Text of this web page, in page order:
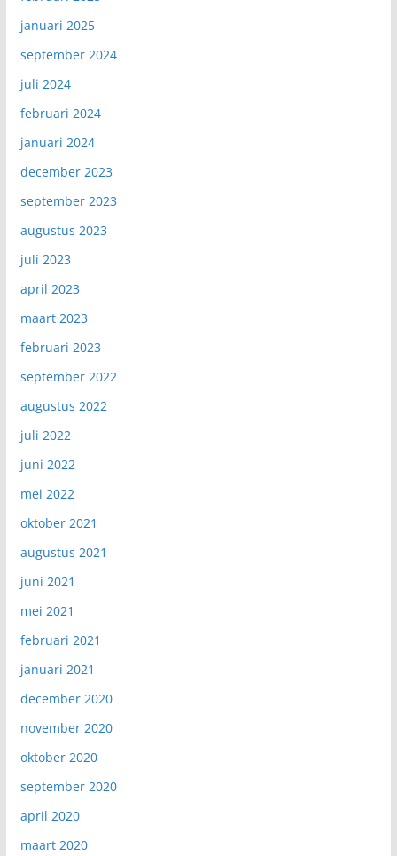
januari 2025
september 2024
juli 2024
februari 2024
januari 2024
december 2023
september 2023
augustus 2023
juli 2023
april 2023
maart 2023
februari 2023
september 2022
augustus 2022
juli 2022
juni 2022
mei 2022
oktober 2021
augustus 2021
juni 2021
mei 2021
februari 2021
januari 2021
december 2020
november 2020
oktober 2020
september 2020
april 2020
maart 2020